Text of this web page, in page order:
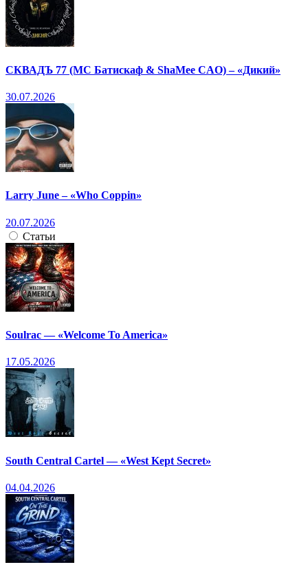
СКВАДЪ 77 (МС Батискаф & ShaMee CAO) – «Дикий»
30.07.2026
Larry June – «Who Coppin»
20.07.2026
Статьи
Soulrac — «Welcome To America»
17.05.2026
South Central Cartel — «West Kept Secret»
04.04.2026